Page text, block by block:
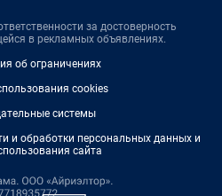
за достоверность
в рекламных объявлениях.
об ограничениях
cookies
системы
и обработки персональных данных и
сайта